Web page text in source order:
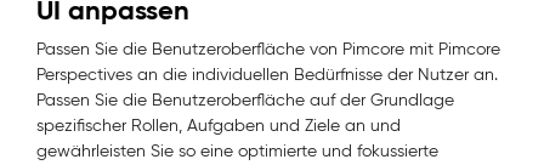
UI anpassen
Passen Sie die Benutzeroberfläche von Pimcore mit Pimcore
Perspectives an die individuellen Bedürfnisse der Nutzer an.
Passen Sie die Benutzeroberfläche auf der Grundlage
spezifischer Rollen, Aufgaben und Ziele an und
gewährleisten Sie so eine optimierte und fokussierte